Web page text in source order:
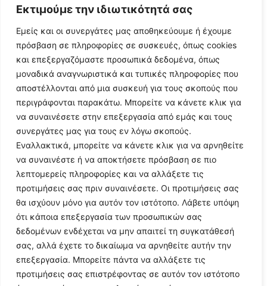
Εκτιμούμε την ιδιωτικότητά σας
Εμείς και οι συνεργάτες μας αποθηκεύουμε ή έχουμε
πρόσβαση σε πληροφορίες σε συσκευές, όπως cookies
και επεξεργαζόμαστε προσωπικά δεδομένα, όπως
μοναδικά αναγνωριστικά και τυπικές πληροφορίες που
αποστέλλονται από μια συσκευή για τους σκοπούς που
περιγράφονται παρακάτω. Μπορείτε να κάνετε κλικ για
να συναινέσετε στην επεξεργασία από εμάς και τους
συνεργάτες μας για τους εν λόγω σκοπούς.
Εναλλακτικά, μπορείτε να κάνετε κλικ για να αρνηθείτε
να συναινέστε ή να αποκτήσετε πρόσβαση σε πιο
λεπτομερείς πληροφορίες και να αλλάξετε τις
προτιμήσεις σας πριν συναινέσετε. Οι προτιμήσεις σας
θα ισχύουν μόνο για αυτόν τον ιστότοπο. Λάβετε υπόψη
ότι κάποια επεξεργασία των προσωπικών σας
δεδομένων ενδέχεται να μην απαιτεί τη συγκατάθεσή
σας, αλλά έχετε το δικαίωμα να αρνηθείτε αυτήν την
επεξεργασία. Μπορείτε πάντα να αλλάξετε τις
προτιμήσεις σας επιστρέφοντας σε αυτόν τον ιστότοπο
Follow Us
© 2024 All Rights Reserved
Η ιστοσελίδαargolikianaptiksi.grείναι πιστοποιημένη στο
ηλεκτρονικό Μητρώο Ηλεκτρονικού Τύπου της ΓΓ Επικοινωνίας